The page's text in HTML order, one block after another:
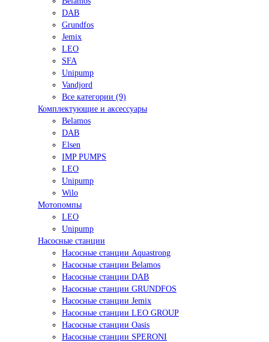
DAB
Grundfos
Jemix
LEO
SFA
Unipump
Vandjord
Все категории (9)
Комплектующие и аксессуары
Belamos
DAB
Elsen
IMP PUMPS
LEO
Unipump
Wilo
Мотопомпы
LEO
Unipump
Насосные станции
Насосные станции Aquastrong
Насосные станции Belamos
Насосные станции DAB
Насосные станции GRUNDFOS
Насосные станции Jemix
Насосные станции LEO GROUP
Насосные станции Oasis
Насосные станции SPERONI